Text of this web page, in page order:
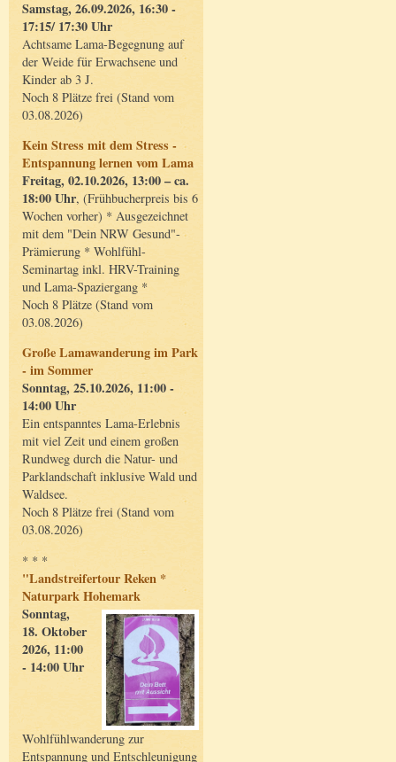
Samstag, 26.09.2026, 16:30 -
17:15/ 17:30 Uhr
Achtsame Lama-Begegnung auf
der Weide für Erwachsene und
Kinder ab 3 J.
Noch 8 Plätze frei (Stand vom
03.08.2026)
Kein Stress mit dem Stress -
Entspannung lernen vom Lama
Freitag, 02.10.2026, 13:00 – ca.
18:00 Uhr, (Frühbucherpreis bis 6
Wochen vorher) * Ausgezeichnet
mit dem "Dein NRW Gesund"-
Prämierung * Wohlfühl-
Seminartag inkl. HRV-Training
und Lama-Spaziergang *
Noch 8 Plätze (Stand vom
03.08.2026)
Große Lamawanderung im Park
- im Sommer
Sonntag, 25.10.2026, 11:00 -
14:00 Uhr
Ein entspanntes Lama-Erlebnis
mit viel Zeit und einem großen
Rundweg durch die Natur- und
Parklandschaft inklusive Wald und
Waldsee.
Noch 8 Plätze frei (Stand vom
03.08.2026)
* * *
"Landstreifertour Reken *
Naturpark Hohemark
Sonntag,
18. Oktober
2026, 11:00
- 14:00 Uhr
Wohlfühlwanderung zur
Entspannung und Entschleunigung